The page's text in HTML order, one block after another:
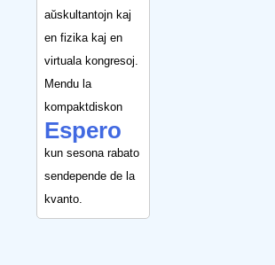
aŭskultantojn kaj
en fizika kaj en
virtuala kongresoj.
Mendu la
kompaktdiskon
Espero
kun sesona rabato
sendepende de la
kvanto.